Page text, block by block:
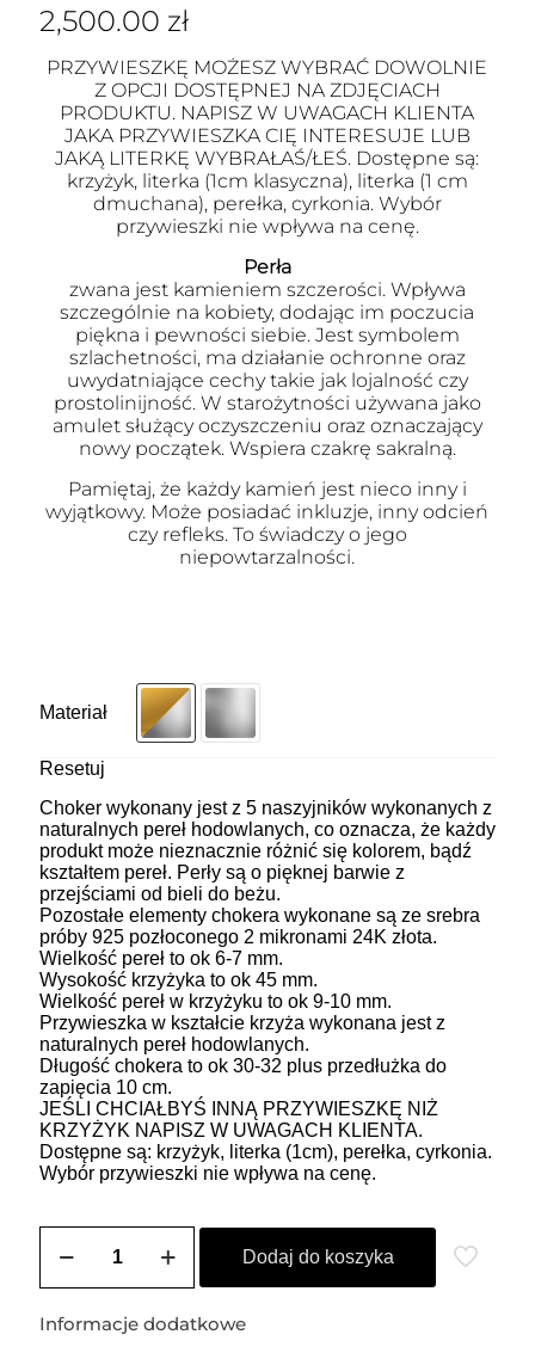
2,500.00 zł
PRZYWIESZKĘ MOŻESZ WYBRAĆ DOWOLNIE
Z OPCJI DOSTĘPNEJ NA ZDJĘCIACH
PRODUKTU. NAPISZ W UWAGACH KLIENTA
JAKA PRZYWIESZKA CIĘ INTERESUJE LUB
JAKĄ LITERKĘ WYBRAŁAŚ/ŁEŚ. Dostępne są:
krzyżyk, literka (1cm klasyczna), literka (1 cm
dmuchana), perełka, cyrkonia. Wybór
przywieszki nie wpływa na cenę.
Perła
zwana jest kamieniem szczerości. Wpływa
szczególnie na kobiety, dodając im poczucia
piękna i pewności siebie. Jest symbolem
szlachetności, ma działanie ochronne oraz
uwydatniające cechy takie jak lojalność czy
prostolinijność. W starożytności używana jako
amulet służący oczyszczeniu oraz oznaczający
nowy początek. Wspiera czakrę sakralną.
Pamiętaj, że każdy kamień jest nieco inny i
wyjątkowy. Może posiadać inkluzje, inny odcień
czy refleks. To świadczy o jego
niepowtarzalności.
Materiał
Resetuj
Choker wykonany jest z 5 naszyjników wykonanych z
naturalnych pereł hodowlanych, co oznacza, że każdy
produkt może nieznacznie różnić się kolorem, bądź
kształtem pereł. Perły są o pięknej barwie z
przejściami od bieli do beżu.
Pozostałe elementy chokera wykonane są ze srebra
próby 925 pozłoconego 2 mikronami 24K złota.
Wielkość pereł to ok 6-7 mm.
Wysokość krzyżyka to ok 45 mm.
Wielkość pereł w krzyżyku to ok 9-10 mm.
Przywieszka w kształcie krzyża wykonana jest z
naturalnych pereł hodowlanych.
Długość chokera to ok 30-32 plus przedłużka do
zapięcia 10 cm.
JEŚLI CHCIAŁBYŚ INNĄ PRZYWIESZKĘ NIŻ
KRZYŻYK NAPISZ W UWAGACH KLIENTA.
Dostępne są: krzyżyk, literka (1cm), perełka, cyrkonia.
Wybór przywieszki nie wpływa na cenę.
Choker
-
Dodaj do koszyka
Informacje dodatkowe